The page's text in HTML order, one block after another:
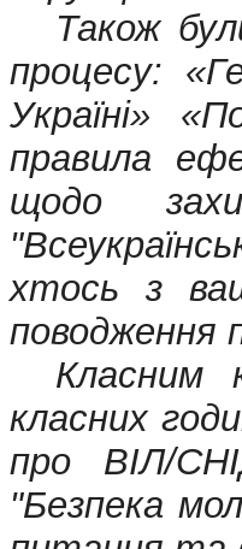
Також
процесу:
Україні»
правила
щодо
хтось з
поводження
Класним
класних
про ВІЛ/
"Безпека